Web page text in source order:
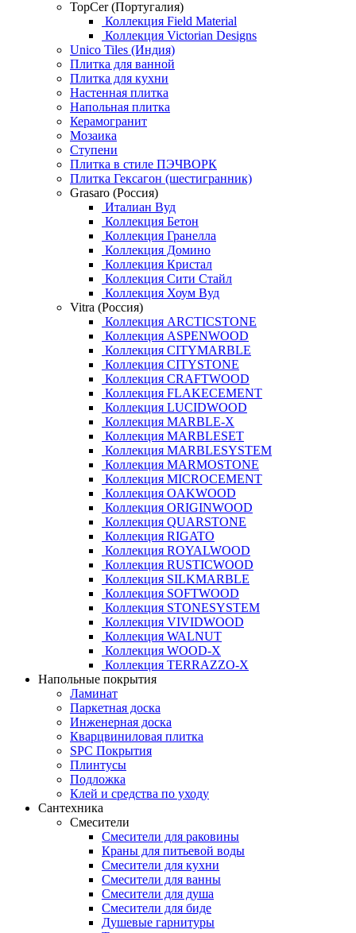
TopCer (Португалия)
Коллекция Field Material
Коллекция Victorian Designs
Unico Tiles (Индия)
Плитка для ванной
Плитка для кухни
Настенная плитка
Напольная плитка
Керамогранит
Мозаика
Ступени
Плитка в стиле ПЭЧВОРК
Плитка Гексагон (шестигранник)
Grasaro (Россия)
Италиан Вуд
Коллекция Бетон
Коллекция Гранелла
Коллекция Домино
Коллекция Кристал
Коллекция Сити Стайл
Коллекция Хоум Вуд
Vitra (Россия)
Коллекция ARCTICSTONE
Коллекция ASPENWOOD
Коллекция CITYMARBLE
Коллекция CITYSTONE
Коллекция CRAFTWOOD
Коллекция FLAKECEMENT
Коллекция LUCIDWOOD
Коллекция MARBLE-X
Коллекция MARBLESET
Коллекция MARBLESYSTEM
Коллекция MARMOSTONE
Коллекция MICROCEMENT
Коллекция OAKWOOD
Коллекция ORIGINWOOD
Коллекция QUARSTONE
Коллекция RIGATO
Коллекция ROYALWOOD
Коллекция RUSTICWOOD
Коллекция SILKMARBLE
Коллекция SOFTWOOD
Коллекция STONESYSTEM
Коллекция VIVIDWOOD
Коллекция WALNUT
Коллекция WOOD-X
Коллекция ТЕRRАZZO-X
Напольные покрытия
Ламинат
Паркетная доска
Инженерная доска
Кварцвиниловая плитка
SPC Покрытия
Плинтусы
Подложка
Клей и средства по уходу
Сантехника
Смесители
Смесители для раковины
Краны для питьевой воды
Смесители для кухни
Смесители для ванны
Смесители для душа
Смесители для биде
Душевые гарнитуры